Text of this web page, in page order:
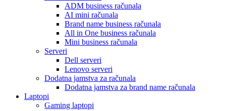
ADM business računala
AI mini računala
Brand name business računala
All in One business računala
Mini business računala
Serveri
Dell serveri
Lenovo serveri
Dodatna jamstva za računala
Dodatna jamstva za brand name računala
Laptopi
Gaming laptopi